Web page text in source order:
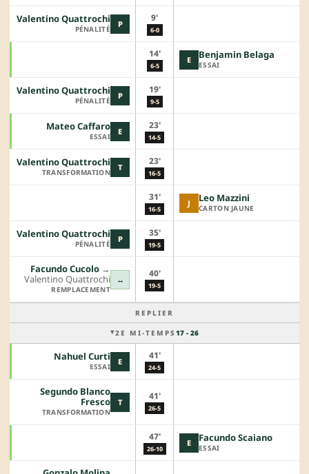
P
Valentino Quattrochi
PÉNALITÉ
9'
6-0
14'
6-5
E Benjamin Belaga
ESSAI
P
Valentino Quattrochi
PÉNALITÉ
19'
9-5
E
Mateo Caffaro
ESSAI
23'
14-5
T
Valentino Quattrochi
TRANSFORMATION
23'
16-5
31'
16-5
J Leo Mazzini
CARTON JAUNE
P
Valentino Quattrochi
PÉNALITÉ
35'
19-5
↔
Facundo Cucolo →︎
Valentino Quattrochi
REMPLACEMENT
40'
19-5
REPLIER
2E MI-TEMPS 17 - 26
E
Nahuel Curti
ESSAI
41'
24-5
T
Segundo Blanco
Fresco
TRANSFORMATION
41'
26-5
47'
26-10
E Facundo Scaiano
ESSAI